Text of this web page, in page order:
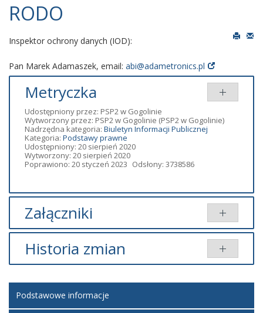
RODO
Inspektor ochrony danych (IOD):
Pan Marek Adamaszek, email: abi@adametronics.pl
Metryczka
Udostępniony przez: PSP2 w Gogolinie
Wytworzony przez: PSP2 w Gogolinie (PSP2 w Gogolinie)
Nadrzędna kategoria: Biuletyn Informacji Publicznej
Kategoria: Podstawy prawne
Udostępniony: 20 sierpień 2020
Wytworzony: 20 sierpień 2020
Poprawiono: 20 styczeń 2023 Odsłony: 3738586
Załączniki
Dodany przez
Rekrutacja
doc
91.00
Renata
Uczniowie
KB
Kochanowska
Historia zmian
Artykuł został
utworzony.
20 sierpień
Kochanowska
Podstawowe informacje